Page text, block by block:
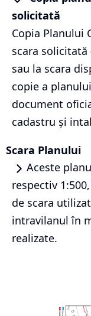
solicitată
Copia Planului
scara solicitată
sau la scara
copie a
document
cadastru și
Scara Planului
Aceste
respectiv
de scara
intravilanul în
realizate.